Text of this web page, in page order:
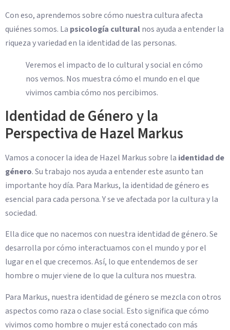
Con eso, aprendemos sobre cómo nuestra cultura afecta
quiénes somos. La psicología culturalnos ayuda a entender la
riqueza y variedad en la identidad de las personas.
Veremos el impacto de lo cultural y social en cómo
nos vemos. Nos muestra cómo el mundo en el que
vivimos cambia cómo nos percibimos.
Identidad de Género y la
Perspectiva de Hazel Markus
Vamos a conocer la idea de Hazel Markus sobre la identidad de
género. Su trabajo nos ayuda a entender este asunto tan
importante hoy día. Para Markus, la identidad de género es
esencial para cada persona. Y se ve afectada por la cultura y la
sociedad.
Ella dice que no nacemos con nuestra identidad de género. Se
desarrolla por cómo interactuamos con el mundo y por el
lugar en el que crecemos. Así, lo que entendemos de ser
hombre o mujer viene de lo que la cultura nos muestra.
Para Markus, nuestra identidad de género se mezcla con otros
aspectos como raza o clase social. Esto significa que cómo
vivimos como hombre o mujer está conectado con más